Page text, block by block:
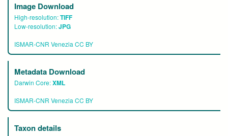
Image Download
High-resolution:TIFF
Low-resolution:JPG
ISMAR-CNR Venezia CC BY
Metadata Download
Darwin Core:XML
ISMAR-CNR Venezia CC BY
Taxon details